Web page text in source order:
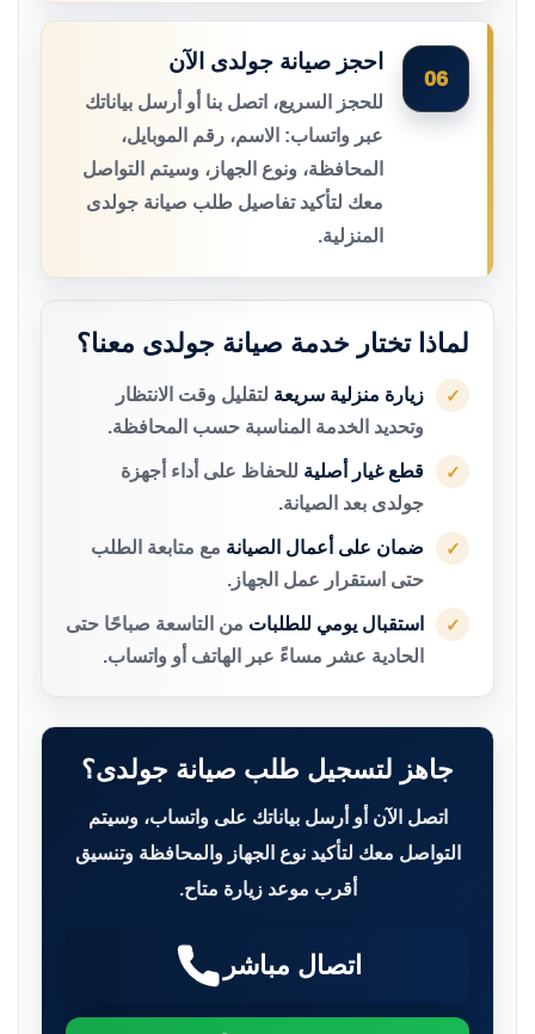
06
احجز صيانة جولدى الآن
للحجز السريع، اتصل بنا أو أرسل بياناتك
عبر واتساب: الاسم، رقم الموبايل،
المحافظة، ونوع الجهاز، وسيتم التواصل
معك لتأكيد تفاصيل طلب صيانة جولدى
المنزلية.
لماذا تختار خدمة صيانة جولدى معنا؟
✓ زيارة منزلية سريعة لتقليل وقت الانتظار
وتحديد الخدمة المناسبة حسب المحافظة.
✓ قطع غيار أصلية للحفاظ على أداء أجهزة
جولدى بعد الصيانة.
✓ ضمان على أعمال الصيانة مع متابعة الطلب
حتى استقرار عمل الجهاز.
✓ استقبال يومي للطلبات من التاسعة صباحًا حتى
الحادية عشر مساءً عبر الهاتف أو واتساب.
جاهز لتسجيل طلب صيانة جولدى؟
اتصل الآن أو أرسل بياناتك على واتساب، وسيتم
التواصل معك لتأكيد نوع الجهاز والمحافظة وتنسيق
أقرب موعد زيارة متاح.
اتصال مباشر